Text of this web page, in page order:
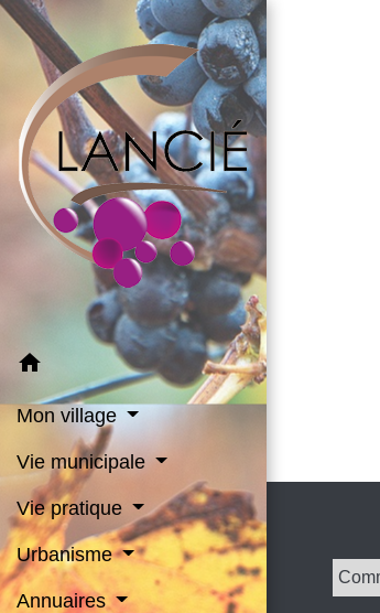
home
Mon village
Vie municipale
Vie pratique
Urbanisme
Annuaires